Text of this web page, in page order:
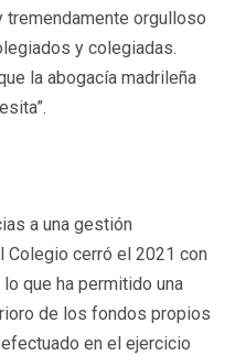
orgulloso
y colegiadas.
la abogacía madrileña
a una gestión
cerró el 2021 con
que ha permitido una
de los fondos propios
en el ejercicio